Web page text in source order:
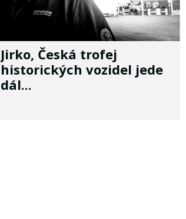
Jirko, Česká trofej
historických vozidel jede
dál...